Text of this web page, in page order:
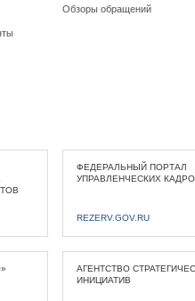
Обзоры обращений
ФЕДЕРАЛЬНЫЙ ПОРТАЛ
УПРАВЛЕНЧЕСКИХ
REZERV.GOV.RU
АГЕНТСТВО
ИНИЦИАТИВ